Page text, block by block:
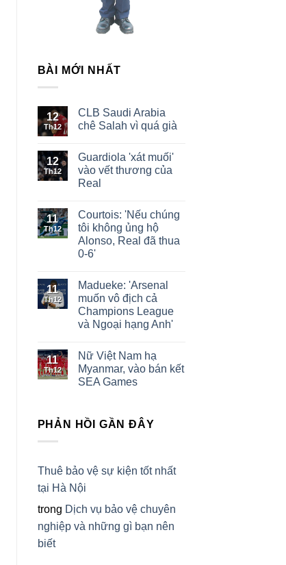
BÀI MỚI NHẤT
12
Th12
CLB Saudi Arabia
chê Salah vì quá già
12
Th12
Guardiola 'xát muối'
vào vết thương của
Real
11
Th12
Courtois: 'Nếu chúng
tôi không ủng hộ
Alonso, Real đã thua
0-6'
11
Th12
Madueke: 'Arsenal
muốn vô địch cả
Champions League
và Ngoại hạng Anh'
11
Th12
Nữ Việt Nam hạ
Myanmar, vào bán kết
SEA Games
PHẢN HỒI GẦN ĐÂY
Thuê bảo vệ sự kiện tốt nhất
tại Hà Nội
trong Dịch vụ bảo vệ chuyên
nghiệp và những gì bạn nên
biết